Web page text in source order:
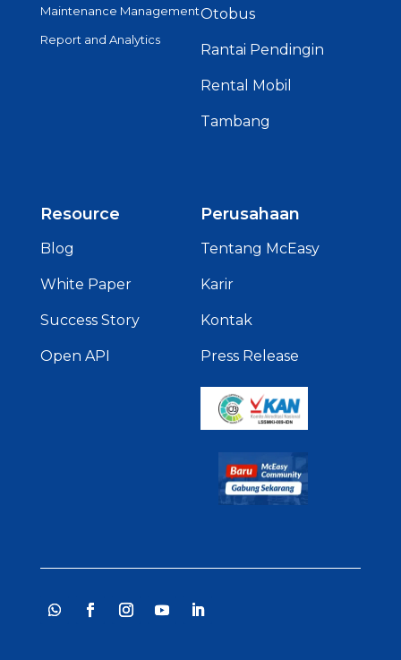
Maintenance Management
Report and Analytics
Otobus
Rantai Pendingin
Rental Mobil
Tambang
Resource
Blog
White Paper
Success Story
Open API
Perusahaan
Tentang McEasy
Karir
Kontak
Press Release